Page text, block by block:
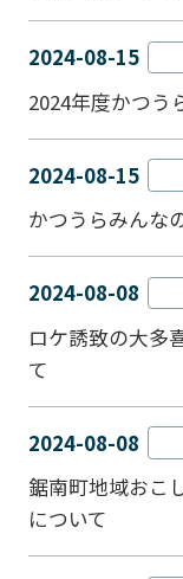
2024-08-15
2024年度かつう
2024-08-15
かつうらみんな
2024-08-08
ロケ誘致の大多
て
2024-08-08
鋸南町地域おこ
について